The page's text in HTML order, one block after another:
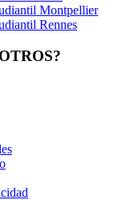
Montpellier
Rennes